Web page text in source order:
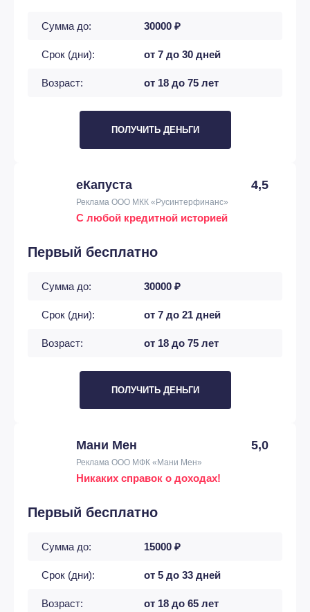
Сумма до: 30000 ₽
Срок (дни): от 7 до 30 дней
Возраст: от 18 до 75 лет
ПОЛУЧИТЬ ДЕНЬГИ
еКапуста 4,5
Реклама ООО МКК «Русинтерфинанс»
С любой кредитной историей
Первый бесплатно
Сумма до: 30000 ₽
Срок (дни): от 7 до 21 дней
Возраст: от 18 до 75 лет
ПОЛУЧИТЬ ДЕНЬГИ
Мани Мен 5,0
Реклама ООО МФК «Мани Мен»
Никаких справок о доходах!
Первый бесплатно
Сумма до: 15000 ₽
Срок (дни): от 5 до 33 дней
Возраст: от 18 до 65 лет